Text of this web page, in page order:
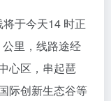
于今天14 时正
里，线路途经
心区，串起琶
际创新生态谷等